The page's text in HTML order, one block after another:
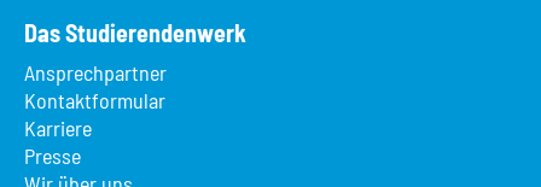
Das Studierendenwerk
Ansprechpartner
Kontaktformular
Karriere
Presse